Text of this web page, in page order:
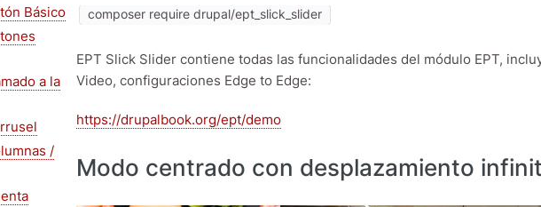
Básico
a la
/
composer require drupal/ept_slick_slider
EPT Slick Slider contiene todas las funcionalidades del módulo EPT,
Video, configuraciones Edge to Edge:
https://drupalbook.org/ept/demo
Modo centrado con desplazamiento